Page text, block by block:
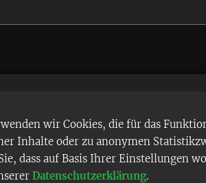
wir Cookies, die für das
Inhalte oder zu anonymen
dass auf Basis Ihrer Einstellungen
Datenschutzerklärung.